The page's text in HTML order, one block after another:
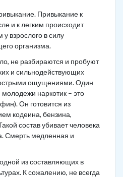
Привыкание к
и к легким происходит
взрослого в силу
организма.
не разбираются и пробуют
и сильнодействующих
ощущениями. Один
наркотик – это
Он готовится из
кодеина, бензина,
состав убивает человека
Смерть медленная и
из составляющих в
К сожалению, не всегда